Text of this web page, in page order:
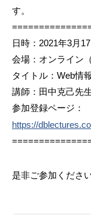
す。
日時：2021年3月
会場：オンライン
タイトル：Web情
講師：田中克己先
参加登録ページ：
https://
是非ご参加ください